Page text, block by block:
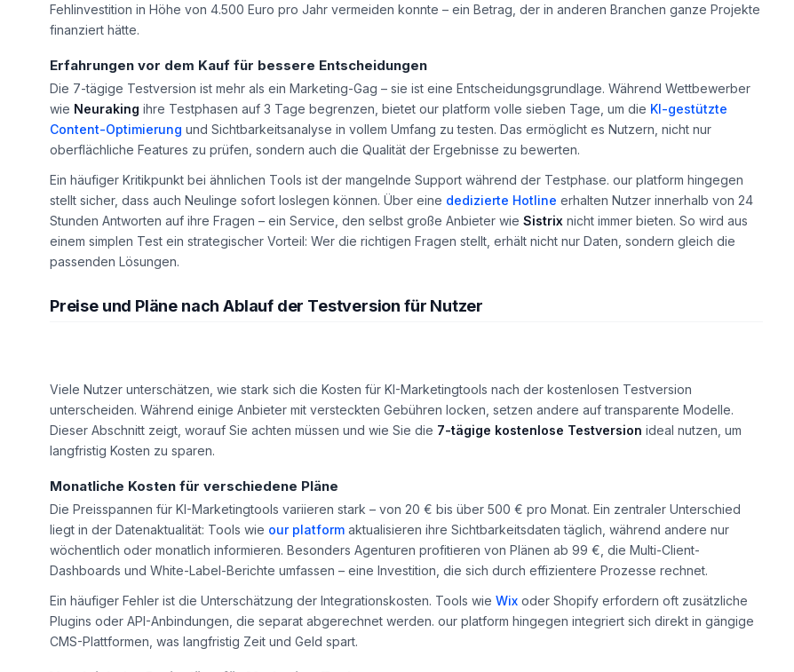
Fehlinvestition in Höhe von 4.500 Euro pro Jahr vermeiden konnte – ein Betrag, der in anderen Branchen ganze Projekte
finanziert hätte.
Erfahrungen vor dem Kauf für bessere Entscheidungen
Die 7-tägige Testversion ist mehr als ein Marketing-Gag – sie ist eine Entscheidungsgrundlage. Während Wettbewerber
wie Neuraking ihre Testphasen auf 3 Tage begrenzen, bietet our platform volle sieben Tage, um die KI-gestützte
Content-Optimierung und Sichtbarkeitsanalyse in vollem Umfang zu testen. Das ermöglicht es Nutzern, nicht nur
oberflächliche Features zu prüfen, sondern auch die Qualität der Ergebnisse zu bewerten.
Ein häufiger Kritikpunkt bei ähnlichen Tools ist der mangelnde Support während der Testphase. our platform hingegen
stellt sicher, dass auch Neulinge sofort loslegen können. Über eine dedizierte Hotline erhalten Nutzer innerhalb von 24
Stunden Antworten auf ihre Fragen – ein Service, den selbst große Anbieter wie Sistrix nicht immer bieten. So wird aus
einem simplen Test ein strategischer Vorteil: Wer die richtigen Fragen stellt, erhält nicht nur Daten, sondern gleich die
passenden Lösungen.
Preise und Pläne nach Ablauf der Testversion für Nutzer
Viele Nutzer unterschätzen, wie stark sich die Kosten für KI-Marketingtools nach der kostenlosen Testversion
unterscheiden. Während einige Anbieter mit versteckten Gebühren locken, setzen andere auf transparente Modelle.
Dieser Abschnitt zeigt, worauf Sie achten müssen und wie Sie die 7-tägige kostenlose Testversion ideal nutzen, um
langfristig Kosten zu sparen.
Monatliche Kosten für verschiedene Pläne
Die Preisspannen für KI-Marketingtools variieren stark – von 20 € bis über 500 € pro Monat. Ein zentraler Unterschied
liegt in der Datenaktualität: Tools wie our platform aktualisieren ihre Sichtbarkeitsdaten täglich, während andere nur
wöchentlich oder monatlich informieren. Besonders Agenturen profitieren von Plänen ab 99 €, die Multi-Client-
Dashboards und White-Label-Berichte umfassen – eine Investition, die sich durch effizientere Prozesse rechnet.
Ein häufiger Fehler ist die Unterschätzung der Integrationskosten. Tools wie Wix oder Shopify erfordern oft zusätzliche
Plugins oder API-Anbindungen, die separat abgerechnet werden. our platform hingegen integriert sich direkt in gängige
CMS-Plattformen, was langfristig Zeit und Geld spart.